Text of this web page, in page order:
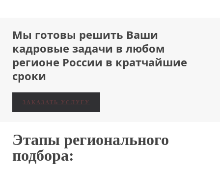
Мы готовы решить Ваши
кадровые задачи в любом
регионе России в кратчайшие
сроки
ЗАКАЗАТЬ УСЛУГУ
Этапы регионального
подбора: